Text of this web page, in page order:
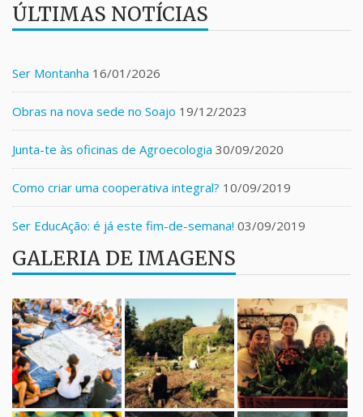
ÚLTIMAS NOTÍCIAS
Ser Montanha 16/01/2026
Obras na nova sede no Soajo 19/12/2023
Junta-te às oficinas de Agroecologia 30/09/2020
Como criar uma cooperativa integral? 10/09/2019
Ser EducAção: é já este fim-de-semana! 03/09/2019
GALERIA DE IMAGENS